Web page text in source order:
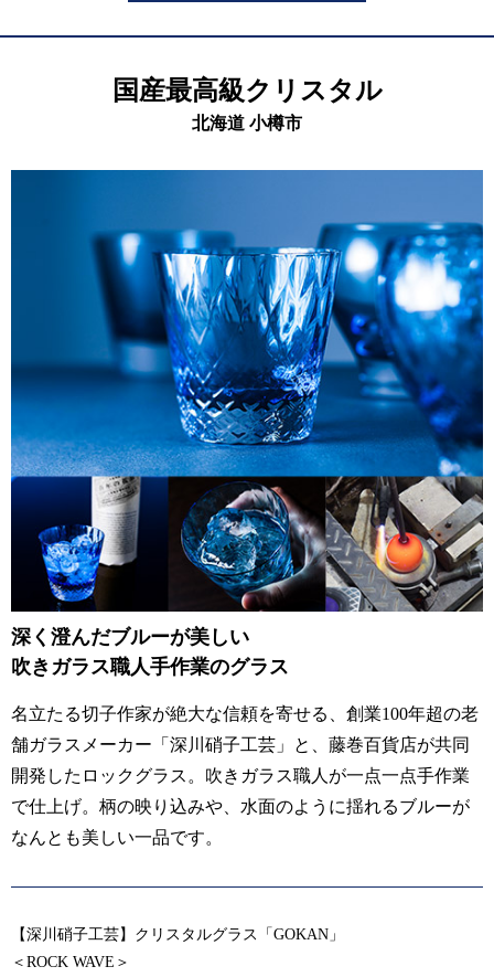
国産最高級クリスタル
北海道 小樽市
深く澄んだブルーが美しい
吹きガラス職人手作業のグラス
名立たる切子作家が絶大な信頼を寄せる、創業100年超の老
舗ガラスメーカー「深川硝子工芸」と、藤巻百貨店が共同
開発したロックグラス。吹きガラス職人が一点一点手作業
で仕上げ。柄の映り込みや、水面のように揺れるブルーが
なんとも美しい一品です。
【深川硝子工芸】クリスタルグラス「GOKAN」
＜ROCK WAVE＞